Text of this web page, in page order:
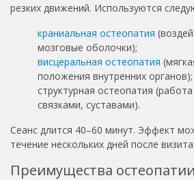
резких движений. Используются
краниальная остеопатия
мозговые оболочки);
висцеральная остеопатия
положения внутренних органов);
структурная остеопатия
связками, суставами).
Сеанс длится 40–60 минут. Эффект
течение нескольких дней после визита.
Преимущества остеопатии